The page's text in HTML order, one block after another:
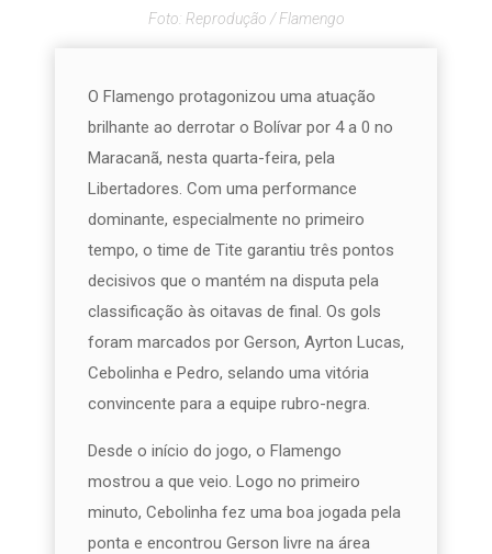
Foto: Reprodução / Flamengo
O Flamengo protagonizou uma atuação
brilhante ao derrotar o Bolívar por 4 a 0 no
Maracanã, nesta quarta-feira, pela
Libertadores. Com uma performance
dominante, especialmente no primeiro
tempo, o time de Tite garantiu três pontos
decisivos que o mantém na disputa pela
classificação às oitavas de final. Os gols
foram marcados por Gerson, Ayrton Lucas,
Cebolinha e Pedro, selando uma vitória
convincente para a equipe rubro-negra.
Desde o início do jogo, o Flamengo
mostrou a que veio. Logo no primeiro
minuto, Cebolinha fez uma boa jogada pela
ponta e encontrou Gerson livre na área